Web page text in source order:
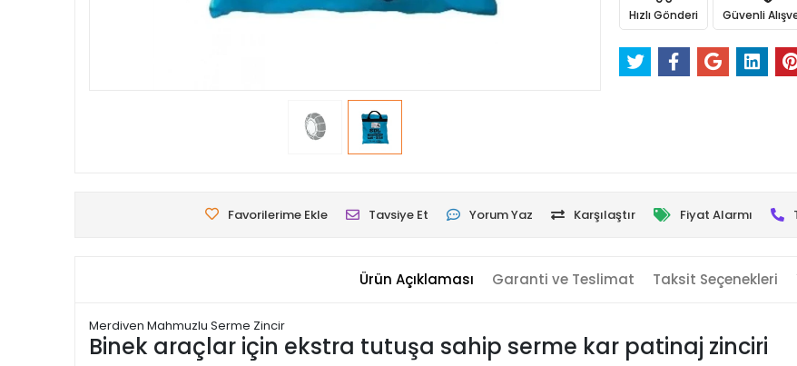
Hızlı Gönderi Güvenli
Favorilerime Ekle Tavsiye Et Yorum Yaz Karşılaştır Fiyat Alarmı
Ürün Açıklaması Garanti ve Teslimat Taksit Seçenekleri
Merdiven Mahmuzlu Serme Zincir
Binek araçlar için ekstra tutuşa sahip serme kar patinaj zinciri